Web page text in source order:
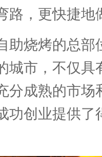
路，更快捷地
烧烤的总部
城市，不仅具
分成熟的市场
功创业提供了